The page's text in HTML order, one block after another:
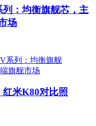
：均衡旗舰芯，主
场
红米K80对比照